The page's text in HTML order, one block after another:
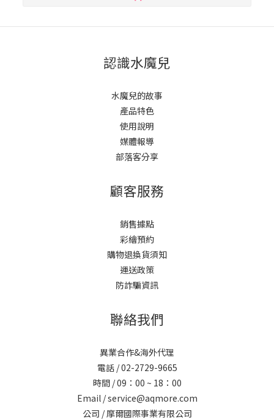
認識水魔兒
水魔兒的故事
產品特色
使用說明
媒體報導
部落客分享
顧客服務
銷售據點
彩繪預約
購物退換貨須知
運送政策
防詐騙資訊
聯絡我們
異業合作&海外代理
電話 / 02-2729-9665
時間 / 09：00 ~ 18：00
Email / service@aqmore.com
公司 / 摩爾國際事業有限公司